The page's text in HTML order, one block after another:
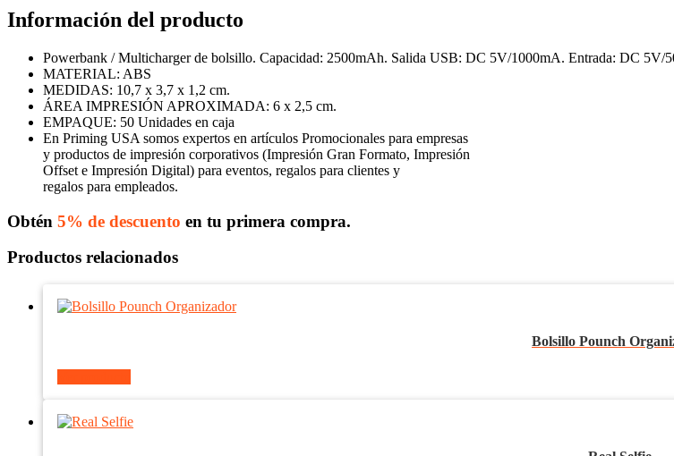
Información del producto
Powerbank / Multicharger de bolsillo. Capacidad: 2500mAh. Salida USB: DC 5V/1000mA. Entrada: DC 5V/
MATERIAL: ABS
MEDIDAS: 10,7 x 3,7 x 1,2 cm.
ÁREA IMPRESIÓN APROXIMADA: 6 x 2,5 cm.
EMPAQUE: 50 Unidades en caja
En Priming USA somos expertos en artículos Promocionales para empresas
y productos de impresión corporativos (Impresión Gran Formato, Impresión
Offset e Impresión Digital) para eventos, regalos para clientes y
regalos para empleados.
Obtén 5% de descuento en tu primera compra.
Productos relacionados
Bolsillo Pounch